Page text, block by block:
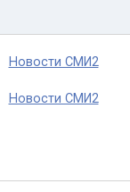
Новости СМИ2
Новости СМИ2